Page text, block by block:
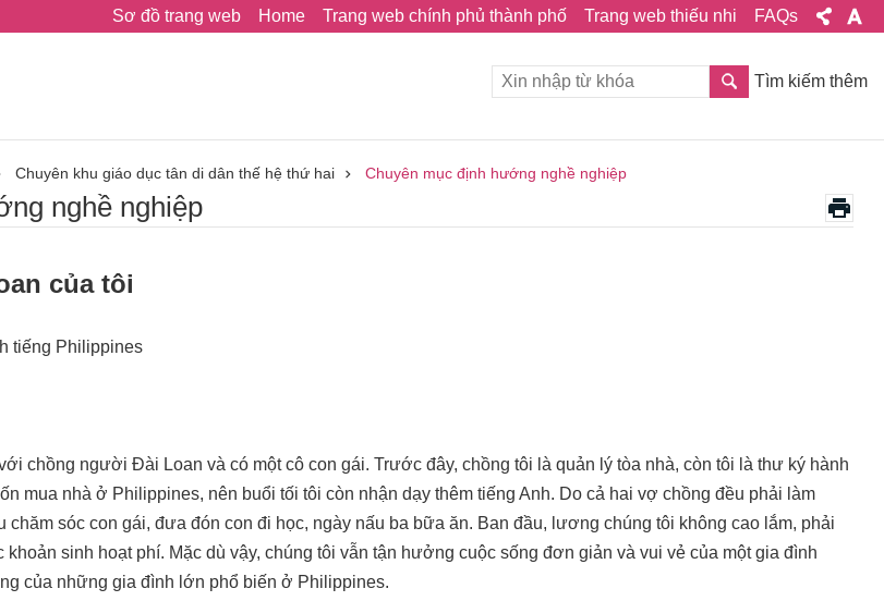
Sơ đồ trang web Home Trang web chính phủ thành phố Trang web thiếu nhi FAQs
Tìm kiếm thêm
Chuyên khu giáo dục tân di dân thế hệ thứ hai Chuyên mục định hướng nghề nghiệp
nghề nghiệp
của tôi
tiếng Philippines
chồng người Đài Loan và có một cô con gái. Trước đây, chồng tôi là quản lý tòa nhà, còn tôi là thư ký hành
mua nhà ở Philippines, nên buổi tối tôi còn nhận dạy thêm tiếng Anh. Do cả hai vợ chồng đều phải làm
chăm sóc con gái, đưa đón con đi học, ngày nấu ba bữa ăn. Ban đầu, lương chúng tôi không cao lắm, phải
khoản sinh hoạt phí. Mặc dù vậy, chúng tôi vẫn tận hưởng cuộc sống đơn giản và vui vẻ của một gia đình
của những gia đình lớn phổ biến ở Philippines.